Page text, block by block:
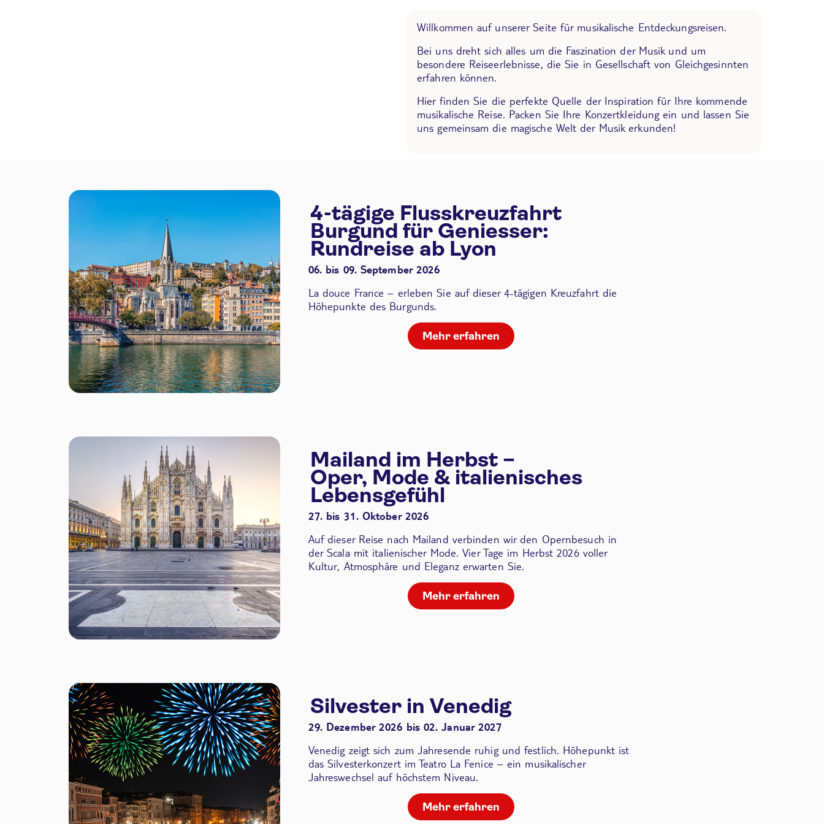
Willkommen auf unserer Seite für musikalische Entdeckungsreisen.
Bei uns dreht sich alles um die Faszination der Musik und um
besondere Reiseerlebnisse, die Sie in Gesellschaft von Gleichgesinnten
erfahren können.
Hier finden Sie die perfekte Quelle der Inspiration für Ihre kommende
musikalische Reise. Packen Sie Ihre Konzertkleidung ein und lassen Sie
uns gemeinsam die magische Welt der Musik erkunden!
4-tägige Flusskreuzfahrt
Burgund für Geniesser:
Rundreise ab Lyon
06. bis 09. September 2026
La douce France – erleben Sie auf dieser 4-tägigen Kreuzfahrt die
Höhepunkte des Burgunds.
Mehr erfahren
Mailand im Herbst –
Oper, Mode & italienisches
Lebensgefühl
27. bis 31. Oktober 2026
Auf dieser Reise nach Mailand verbinden wir den Opernbesuch in
der Scalamit italienischer Mode. Vier Tage im Herbst 2026 voller
Kultur, Atmosphäre und Eleganz erwarten Sie.
Mehr erfahren
Silvester in Venedig
29. Dezember 2026 bis 02. Januar 2027
Venedig zeigt sich zum Jahresende ruhig und festlich. Höhepunkt ist
das Silvesterkonzert im Teatro La Fenice – ein musikalischer
Jahreswechsel auf höchstem Niveau.
Mehr erfahren